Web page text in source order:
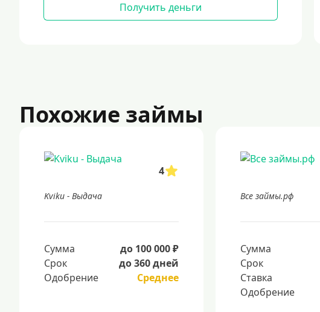
Получить деньги
Похожие займы
4
Kviku - Выдача
Сумма
до 100 000 ₽
Срок
до 360 дней
Одобрение
Среднее
Все займы.рф
Сумма
Срок
Ставка
Одобрение